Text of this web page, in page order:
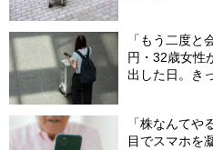
「もう二度
円・32歳女性
出した日。き
「株なんて
目でスマホを